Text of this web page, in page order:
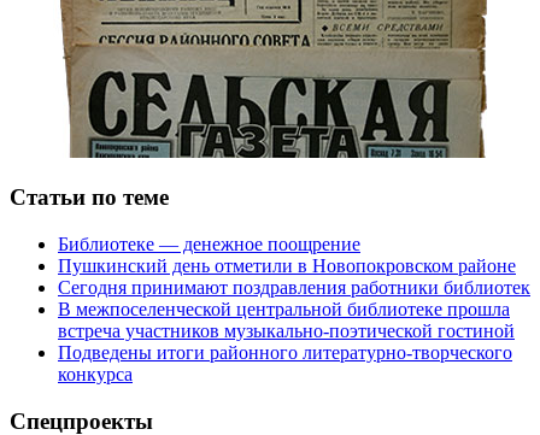
Статьи по теме
Библиотеке — денежное поощрение
Пушкинский день отметили в Новопокровском районе
Сегодня принимают поздравления работники библиотек
В межпоселенческой центральной библиотеке прошла
встреча участников музыкально-поэтической гостиной
Подведены итоги районного литературно-творческого
конкурса
Спецпроекты